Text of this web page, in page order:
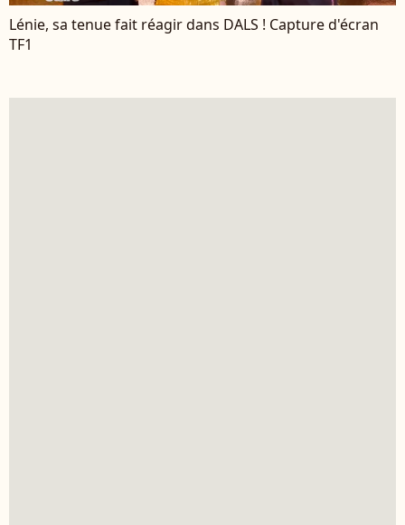
Lénie, sa tenue fait réagir dans DALS ! Capture d'écran
TF1